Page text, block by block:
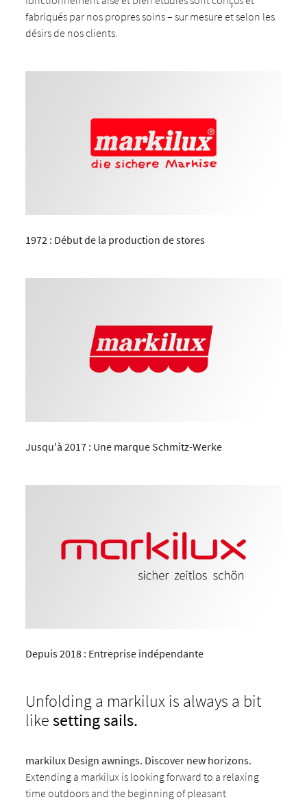
fabriqués par nos propres soins – sur mesure et selon les
désirs de nos clients.
1972 : Début de la production de stores
Jusqu'à 2017 : Une marque Schmitz-Werke
Depuis 2018 : Entreprise indépendante
Unfolding a markilux is always a bit
like setting sails.
markilux Design awnings. Discover new horizons.
Extending a markilux is looking forward to a relaxing
time outdoors and the beginning of pleasant